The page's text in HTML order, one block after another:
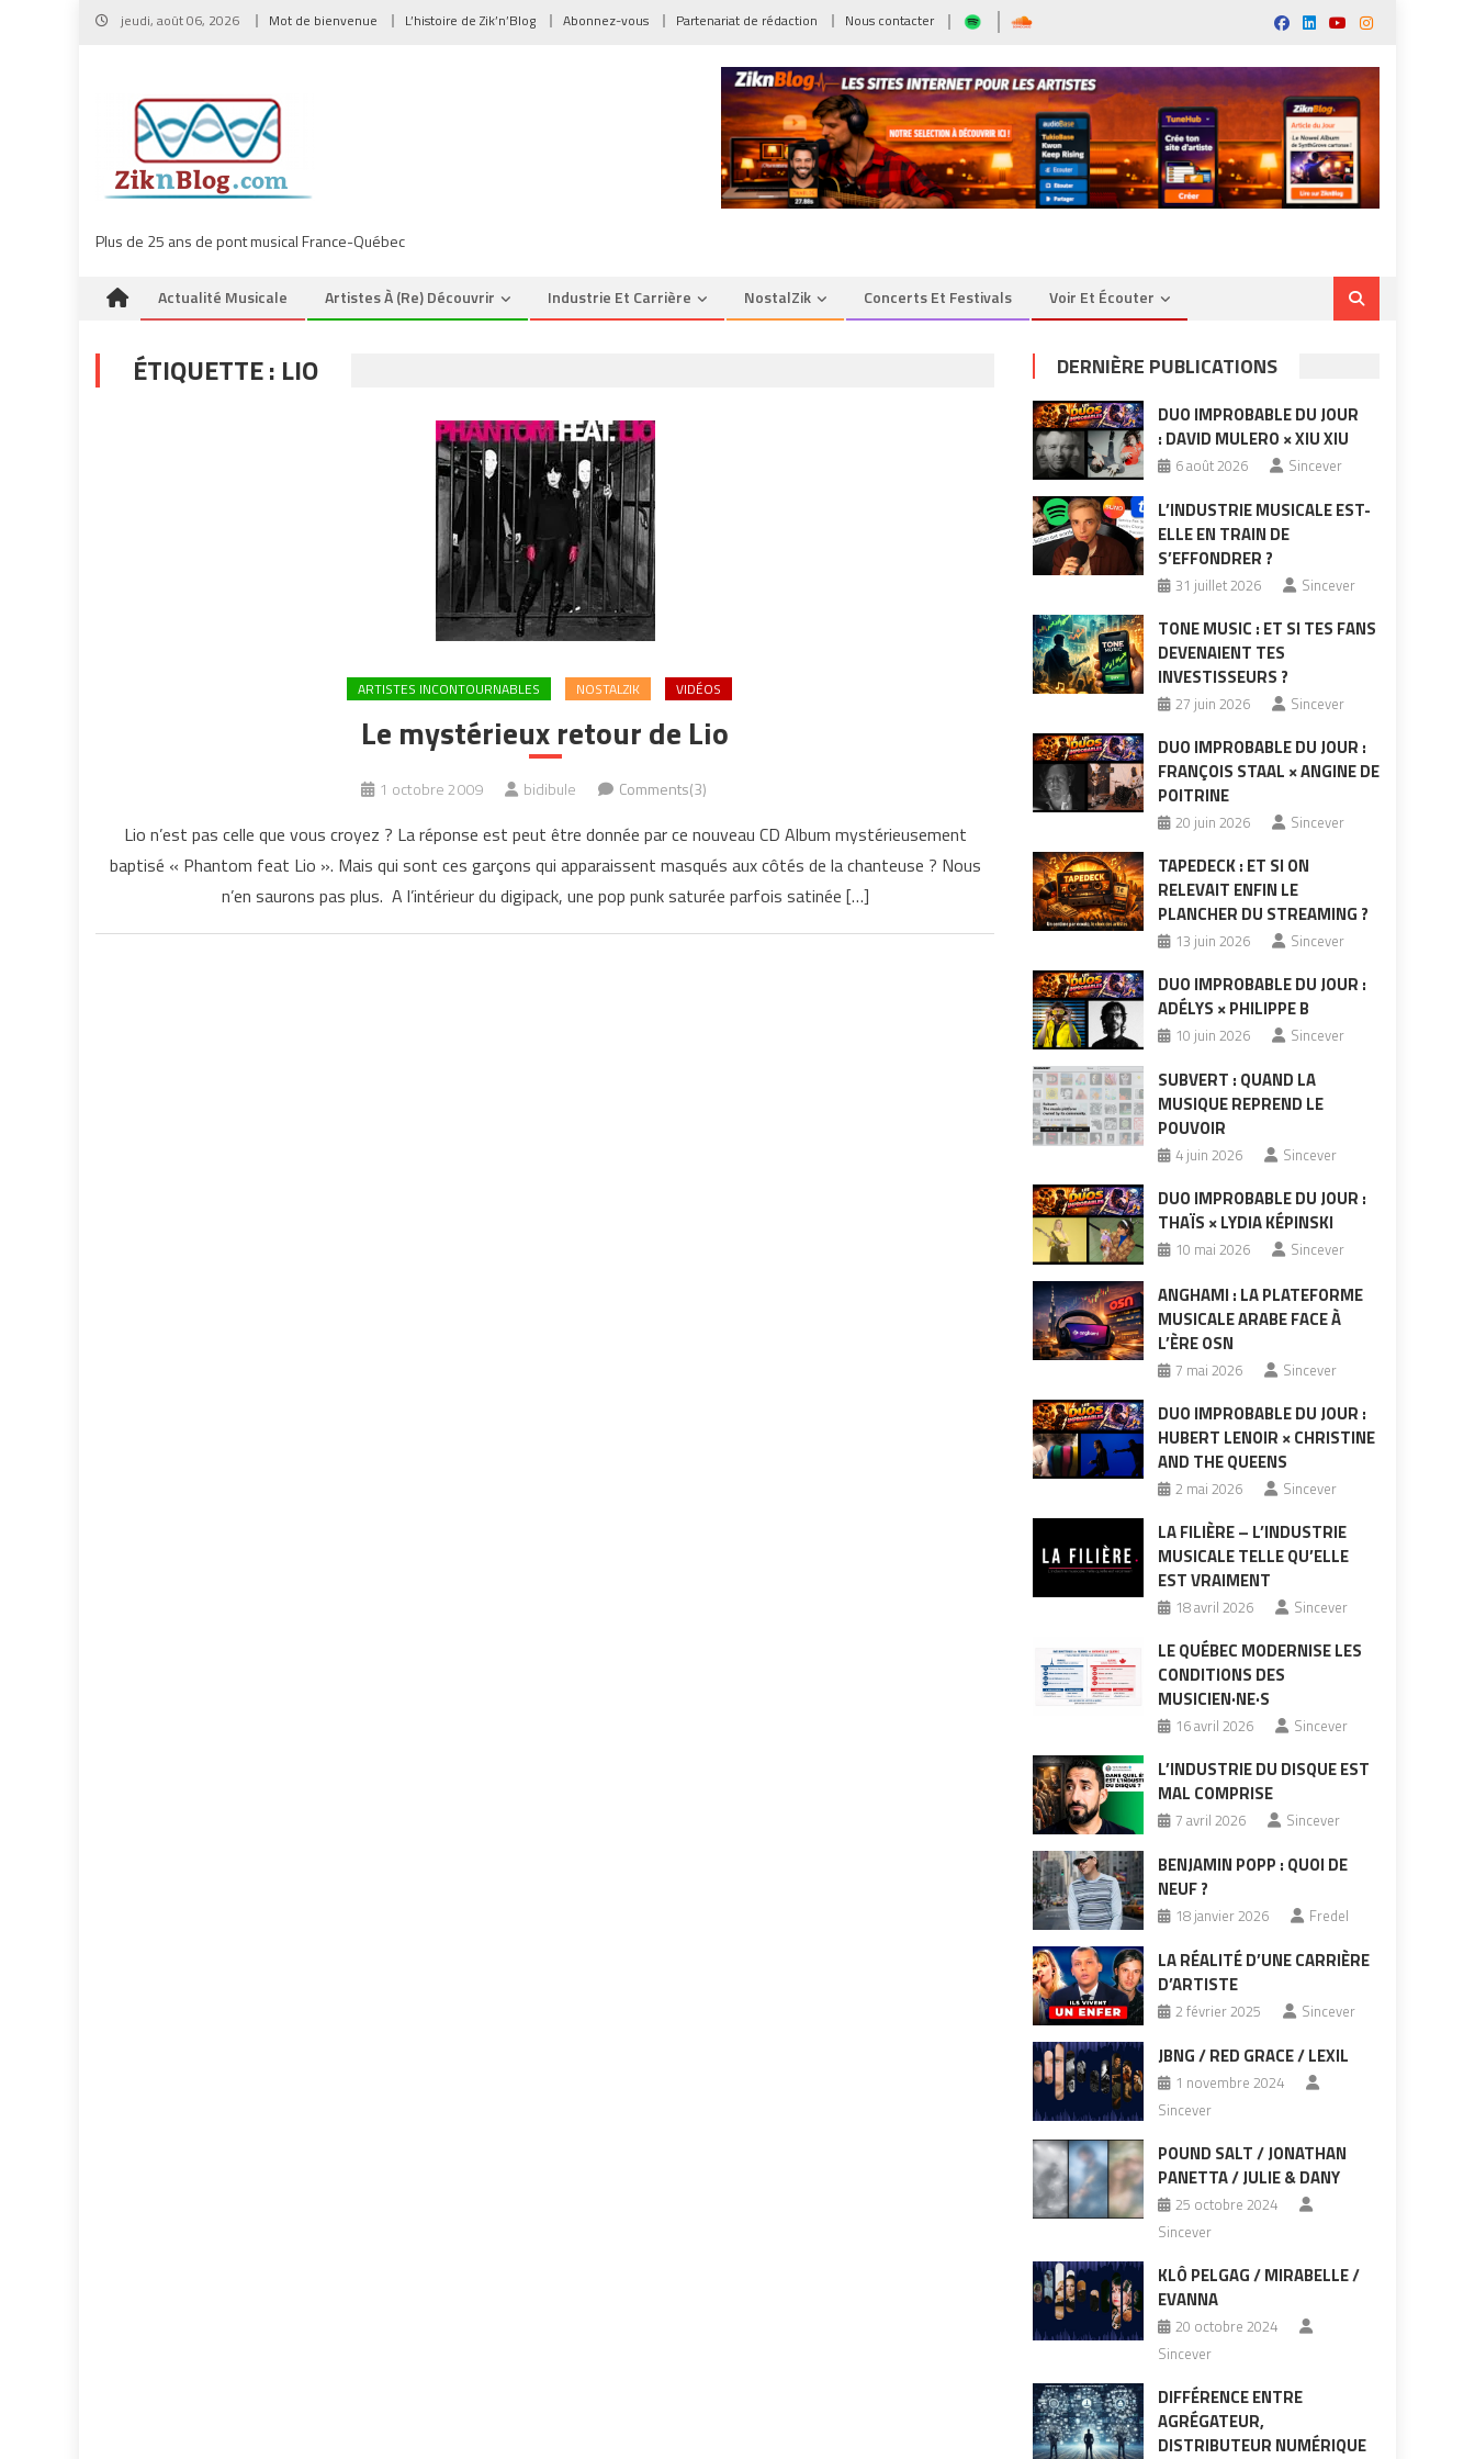
Skip
jeudi, août 06, 2026 Mot de bienvenue L’histoire de Zik’n’Blog Abonnez-vous Partenariat de rédaction Nous contacter
Plus de 25 ans de pont musical France-Québec
Actualité Musicale Artistes À (re) Découvrir Industrie Et Carrière NostalZik Concerts Et Festivals Voir Et Écouter
ÉTIQUETTE : LIO
ARTISTES INCONTOURNABLES NOSTALZIK VIDÉOS
Le mystérieux retour de Lio
1 octobre 2009 bidibule Comments(3)
Lio n’est pas celle que vous croyez ? La réponse est peut être donnée par ce nouveau CD Album mystérieusement
baptisé « Phantom feat Lio ». Mais qui sont ces garçons qui apparaissent masqués aux côtés de la chanteuse ? Nous
n’en saurons pas plus. A l’intérieur du digipack, une pop punk saturée parfois satinée […]
DERNIÈRE PUBLICATIONS
DUO IMPROBABLE DU JOUR
: DAVID MULERO × XIU XIU
6 août 2026 Sincever
L’INDUSTRIE MUSICALE EST-
ELLE EN TRAIN DE
S’EFFONDRER ?
31 juillet 2026 Sincever
TONE MUSIC : ET SI TES FANS
DEVENAIENT TES
INVESTISSEURS ?
27 juin 2026 Sincever
DUO IMPROBABLE DU JOUR :
FRANÇOIS STAAL × ANGINE DE
POITRINE
20 juin 2026 Sincever
TAPEDECK : ET SI ON
RELEVAIT ENFIN LE
PLANCHER DU STREAMING ?
13 juin 2026 Sincever
DUO IMPROBABLE DU JOUR :
ADÉLYS × PHILIPPE B
10 juin 2026 Sincever
SUBVERT : QUAND LA
MUSIQUE REPREND LE
POUVOIR
4 juin 2026 Sincever
DUO IMPROBABLE DU JOUR :
THAÏS × LYDIA KÉPINSKI
10 mai 2026 Sincever
ANGHAMI : LA PLATEFORME
MUSICALE ARABE FACE À
L’ÈRE OSN
7 mai 2026 Sincever
DUO IMPROBABLE DU JOUR :
HUBERT LENOIR × CHRISTINE
AND THE QUEENS
2 mai 2026 Sincever
LA FILIÈRE – L’INDUSTRIE
MUSICALE TELLE QU’ELLE
EST VRAIMENT
18 avril 2026 Sincever
LE QUÉBEC MODERNISE LES
CONDITIONS DES
MUSICIEN·NE·S
16 avril 2026 Sincever
L’INDUSTRIE DU DISQUE EST
MAL COMPRISE
7 avril 2026 Sincever
BENJAMIN POPP : QUOI DE
NEUF ?
18 janvier 2026 Fredel
LA RÉALITÉ D’UNE CARRIÈRE
D’ARTISTE
2 février 2025 Sincever
JBNG / RED GRACE / LEXIL
1 novembre 2024
Sincever
POUND SALT / JONATHAN
PANETTA / JULIE & DANY
25 octobre 2024
Sincever
KLÔ PELGAG / MIRABELLE /
EVANNA
20 octobre 2024
Sincever
DIFFÉRENCE ENTRE
AGRÉGATEUR,
DISTRIBUTEUR NUMÉRIQUE